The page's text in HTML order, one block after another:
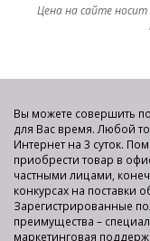
Цена на сайте
Вы можете совершить
для Вас время. Любой
Интернет на 3 суток.
приобрести товар в
частными лицами,
конкурсах на поставки
Зарегистрированные
преимущества –
маркетинговая